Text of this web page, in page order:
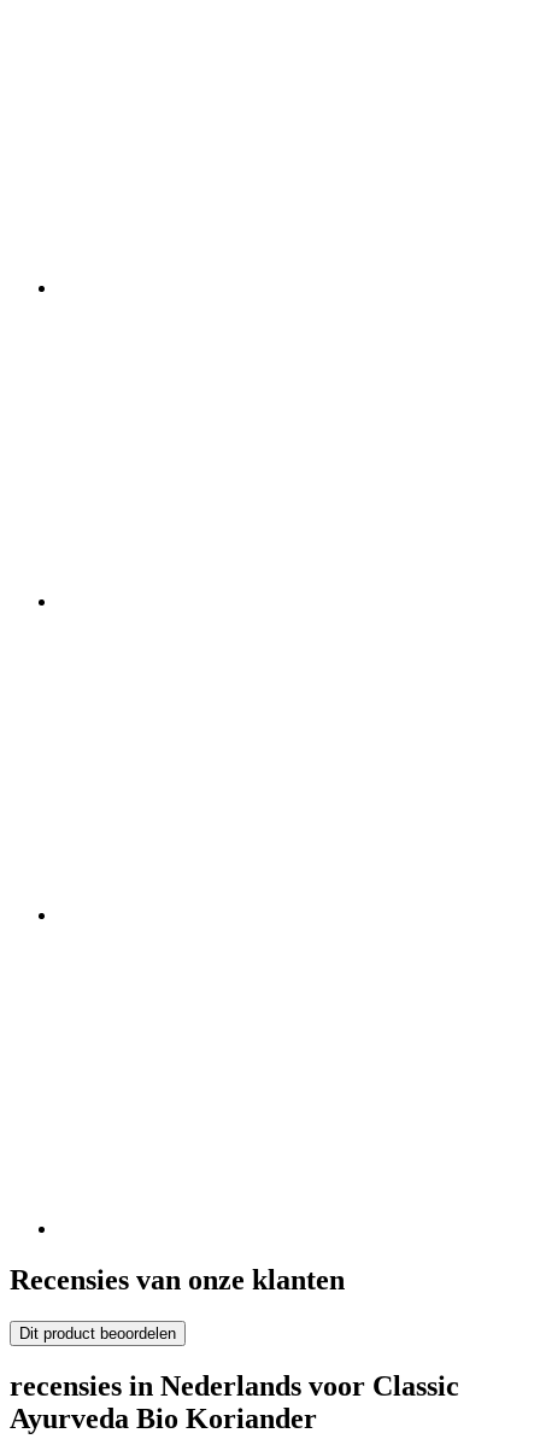
Recensies van onze klanten
Dit product beoordelen
recensies in Nederlands voor Classic
Ayurveda Bio Koriander